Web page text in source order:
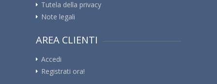
Tutela della privacy
Note legali
AREA CLIENTI
Accedi
Registrati ora!